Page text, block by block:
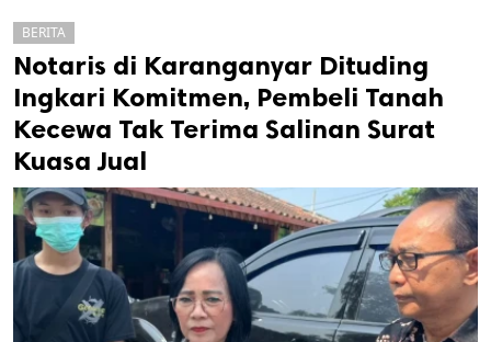
cipta.
BERITA
Notaris di Karanganyar Dituding
Ingkari Komitmen, Pembeli Tanah
Kecewa Tak Terima Salinan Surat
Kuasa Jual